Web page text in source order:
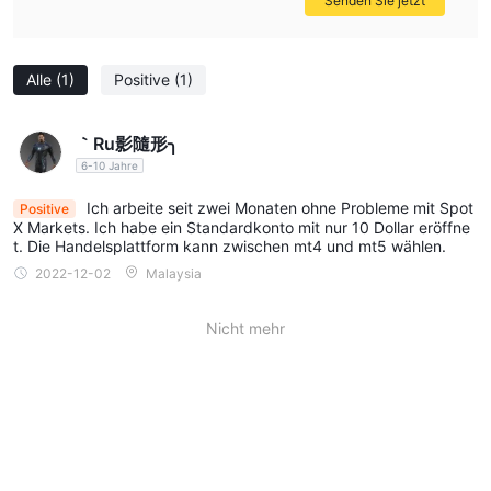
Ist SpotX Markets sicher oder Betrug?
Mangelnde Regulierung wirft Bedenken hinsichtlich des Niveaus
des Anlegerschutzes und der Anlegeraufsicht auf. Händler
walten lassen, da es keine Regulierungsbehörde gibt, die ihre
Geschäftstätigkeit überwacht oder die Einhaltung von
Industriestandards gewährleistet.
Marktinstrumente
SpotX Marketsbietet Händlern eine breite Palette an
erstrecken und ihnen den Zugang zu mehreren Märkten
Alle (1) Positive (1)
｀Ru影隨形╮
6-10 Jahre
Positive
Ich arbeite seit zwei Monaten ohne Probleme mit Spot
X Markets. Ich habe ein Standardkonto mit nur 10 Dollar eröffne
t. Die Handelsplattform kann zwischen mt4 und mt5 wählen.
2022-12-02 Malaysia
Nicht mehr